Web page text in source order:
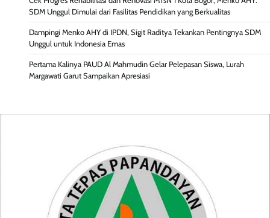
SDM Unggul Dimulai dari Fasilitas Pendidikan yang Berkualitas
Dampingi Menko AHY di IPDN, Sigit Raditya Tekankan Pentingnya SDM
Unggul untuk Indonesia Emas
Pertama Kalinya PAUD Al Mahmudin Gelar Pelepasan Siswa, Lurah
Margawati Garut Sampaikan Apresiasi